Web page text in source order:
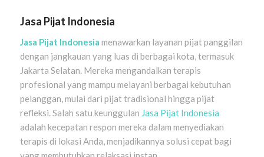
Jasa Pijat Indonesia
Jasa Pijat Indonesia menawarkan layanan pijat panggilan
dengan jangkauan yang luas di berbagai kota, termasuk
Jakarta Selatan. Mereka mengandalkan terapis
profesional yang mampu melayani berbagai kebutuhan
pelanggan, mulai dari pijat tradisional hingga pijat
refleksi. Salah satu keunggulan Jasa Pijat Indonesia
adalah kecepatan respon mereka dalam menyediakan
terapis di lokasi Anda, menjadikannya solusi cepat bagi